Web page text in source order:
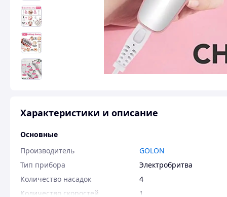
Характеристики и описание
Основные
Производитель
GOLON
Тип прибора
Электробритва
Количество насадок
4
Количество скоростей
1